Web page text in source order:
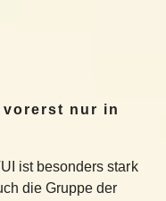
vorerst nur in
ist besonders stark
die Gruppe der